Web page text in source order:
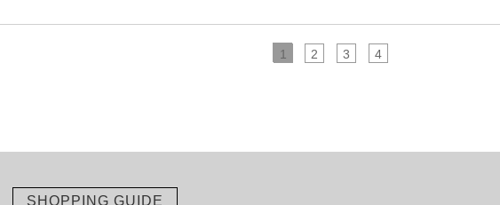
1 2 3 4
SHOPPING GUIDE